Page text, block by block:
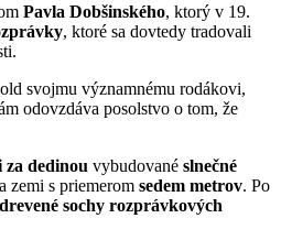
Pavla Dobšinského, ktorý v 19.
, ktoré sa dovtedy tradovali
svojmu významnému rodákovi,
odovzdáva posolstvo o tom, že
za dedinou vybudované slnečné
zemi s priemerom sedem metrov. Po
drevené sochy rozprávkových